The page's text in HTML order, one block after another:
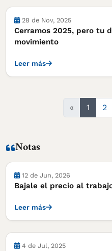
28 de Nov, 2025
Cerramos 2025, pero tu
movimiento
Leer más
« 1 2
Notas
Notas
12 de Jun, 2026
Bajale el precio al
Leer más
Notas
4 de Jul, 2025